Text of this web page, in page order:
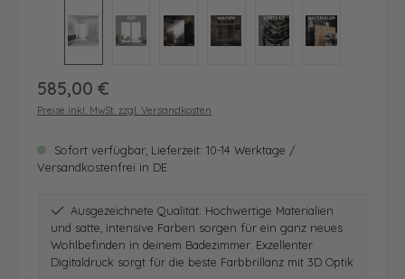
Regulärer Preis:
585,00 €
Preise inkl. MwSt. zzgl. Versandkosten
Sofort verfügbar, Lieferzeit: 10-14 Werktage /
Versandkostenfrei in DE
Ausgezeichnete Qualität: Hochwertige Materialien
und satte, intensive Farben sorgen für ein ganz neues
Wohlbefinden in deinem Badezimmer. Exzellenter
Digitaldruck sorgt für die beste Farbbrillanz mit 3D Optik